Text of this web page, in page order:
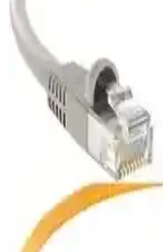
ve ofis ağlarınızı
IRENIS CAT6
Hızlı, Esnek ve
İrenis CAT6 Yassı
(1000BASE-T)
genişliği sunar.
yassı tasarım ile 25
topraklama yok.
IRENIS CAT6